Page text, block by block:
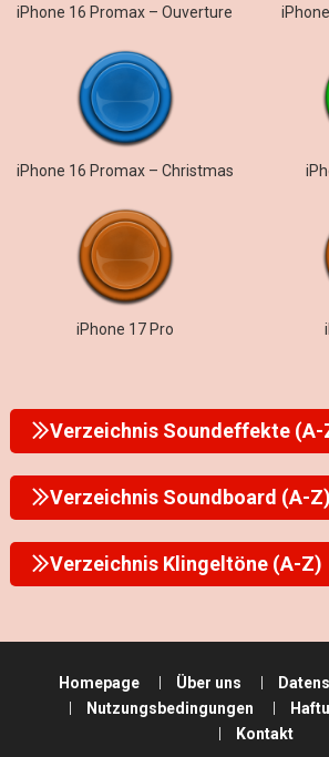
iPhone 16 Promax – Ouverture
iPhone 16 Promax – Christmas
iPhone 17 Pro
Verzeichnis Soundeffekte (A-
Verzeichnis Soundboard (A-Z)
Verzeichnis Klingeltöne (A-Z)
Homepage Über uns
Nutzungsbedingungen
Kontakt